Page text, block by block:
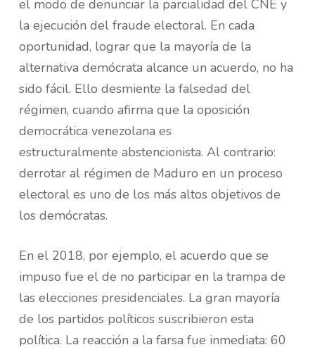
el modo de denunciar la parcialidad del CNE y
la ejecución del fraude electoral. En cada
oportunidad, lograr que la mayoría de la
alternativa demócrata alcance un acuerdo, no ha
sido fácil. Ello desmiente la falsedad del
régimen, cuando afirma que la oposición
democrática venezolana es
estructuralmente abstencionista. Al contrario:
derrotar al régimen de Maduro en un proceso
electoral es uno de los más altos objetivos de
los demócratas.
En el 2018, por ejemplo, el acuerdo que se
impuso fue el de no participar en la trampa de
las elecciones presidenciales. La gran mayoría
de los partidos políticos suscribieron esta
política. La reacción a la farsa fue inmediata: 60